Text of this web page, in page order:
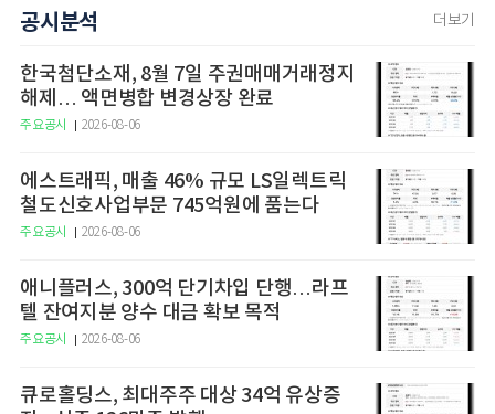
공시분석 더보기
한국첨단소재, 8월 7일 주권매매거래정지
해제… 액면병합 변경상장 완료
주요공시 2026-08-06
에스트래픽, 매출 46% 규모 LS일렉트릭
철도신호사업부문 745억원에 품는다
주요공시 2026-08-06
애니플러스, 300억 단기차입 단행…라프
텔 잔여지분 양수 대금 확보 목적
주요공시 2026-08-06
큐로홀딩스, 최대주주 대상 34억 유상증